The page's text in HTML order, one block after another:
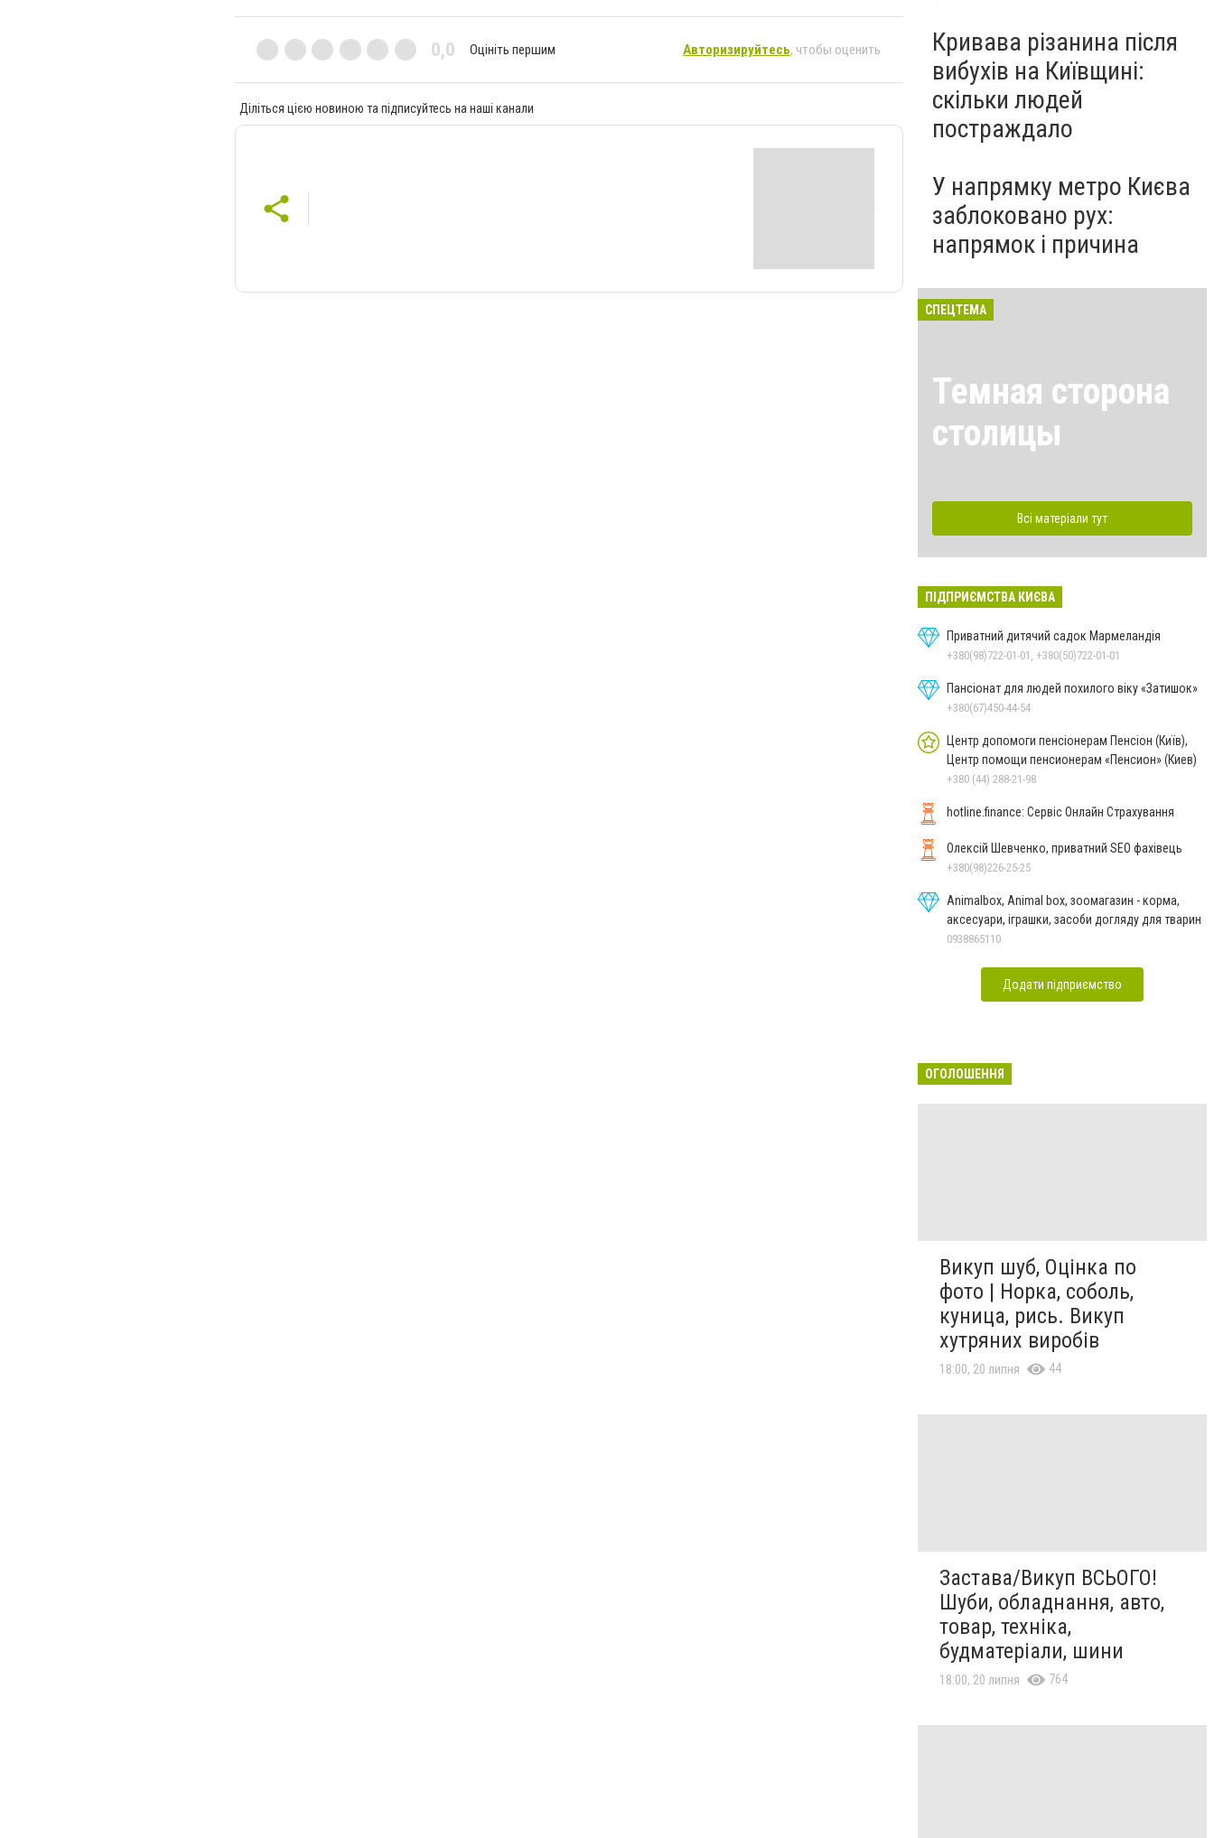
0,0 Оцініть першим Авторизируйтесь, чтобы оценить
Діліться цією новиною та підписуйтесь на наші канали
Кривава різанина після
вибухів на Київщині:
скільки людей
постраждало
У напрямку метро Києва
заблоковано рух:
напрямок і причина
СПЕЦТЕМА
Темная сторона
столицы
Всі матеріали тут
ПІДПРИЄМСТВА КИЄВА
Приватний дитячий садок Мармеландія
+380(98)722-01-01, +380(50)722-01-01
Пансіонат для людей похилого віку «Затишок»
+380(67)450-44-54
Центр допомоги пенсіонерам Пенсіон (Київ),
Центр помощи пенсионерам «Пенсион» (Киев)
+380 (44) 288-21-98
hotline.finance: Сервіс Онлайн Страхування
Олексій Шевченко, приватний SEO фахівець
+380(98)226-25-25
Animalbox, Animal box, зоомагазин - корма,
аксесуари, іграшки, засоби догляду для тварин
0938865110
Додати підприємство
ОГОЛОШЕННЯ
Викуп шуб, Оцінка по
фото | Норка, соболь,
куница, рись. Викуп
хутряних виробів
18:00, 20 липня 44
Застава/Викуп ВСЬОГО!
Шуби, обладнання, авто,
товар, техніка,
будматеріали, шини
18:00, 20 липня 764